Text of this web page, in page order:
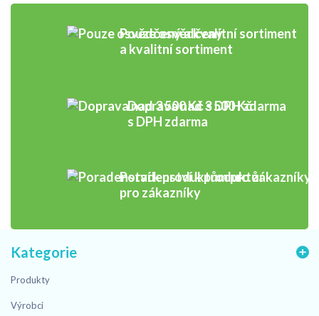
Pouze osvědčený
a kvalitní sortiment
Doprava nad 3 500 Kč
s DPH zdarma
Poradenství k produktům
pro zákazníky
Kategorie
Produkty
Výrobci